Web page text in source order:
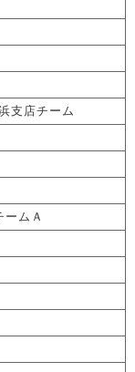
支店チーム
ームＡ